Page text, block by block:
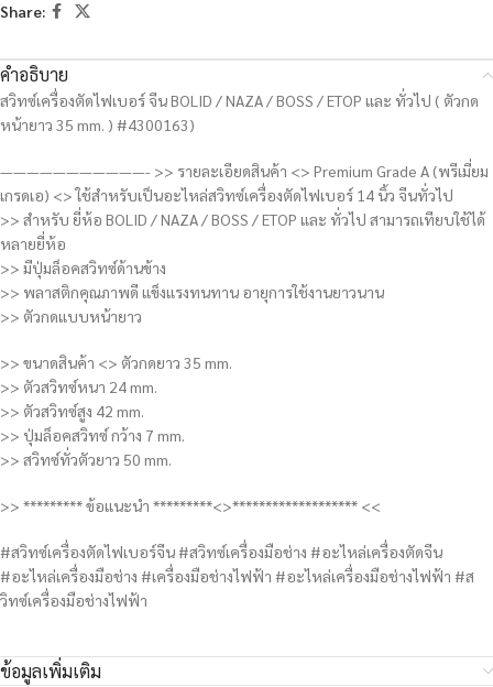
Share:
คำอธิบาย
สวิทซ์เครื่องตัดไฟเบอร์ จีน BOLID / NAZA / BOSS / ETOP และ ทั่วไป ( ตัวกด
หน้ายาว 35 mm. ) #4300163)
———————————- >> รายละเอียดสินค้า <> Premium Grade A (พรีเมี่ยม
เกรดเอ) <> ใช้สำหรับเป็นอะไหล่สวิทซ์เครื่องตัดไฟเบอร์ 14 นิ้ว จีนทั่วไป
>> สำหรับ ยี่ห้อ BOLID / NAZA / BOSS / ETOP และ ทั่วไป สามารถเทียบใช้ได้
หลายยี่ห้อ
>> มีปุ่มล็อคสวิทซ์ด้านข้าง
>> พลาสติกคุณภาพดี แข็งแรงทนทาน อายุการใช้งานยาวนาน
>> ตัวกดแบบหน้ายาว
>> ขนาดสินค้า <> ตัวกดยาว 35 mm.
>> ตัวสวิทซ์หนา 24 mm.
>> ตัวสวิทซ์สูง 42 mm.
>> ปุ่มล็อคสวิทซ์ กว้าง 7 mm.
>> สวิทซ์ทั่วตัวยาว 50 mm.
>> ********* ข้อแนะนำ *********<>******************* <<
#สวิทซ์เครื่องตัดไฟเบอร์จีน #สวิทซ์เครื่องมือช่าง #อะไหล่เครื่องตัดจีน
#อะไหล่เครื่องมือช่าง #เครื่องมือช่างไฟฟ้า #อะไหล่เครื่องมือช่างไฟฟ้า #ส
วิทซ์เครื่องมือช่างไฟฟ้า
ข้อมูลเพิ่มเติม